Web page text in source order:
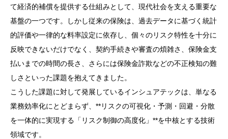
て経済的補償を提供する仕組みとして、現代社会を支える重要な
基盤の一つです。しかし従来の保険は、過去データに基づく統計
的評価や一律的な料率設定に依存し、個々のリスク特性を十分に
反映できないだけでなく、契約手続きや審査の煩雑さ、保険金支
払いまでの時間の長さ、さらには保険金詐欺などの不正検知の難
しさといった課題を抱えてきました。
こうした課題に対して発展しているインシュアテックは、単なる
業務効率化にとどまらず、**リスクの可視化・予測・回避・分散
を一体的に実現する「リスク制御の高度化」**を中核とする技術
領域です。